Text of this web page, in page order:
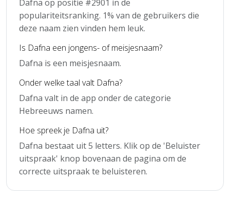
Dafna op positie #2901 in de
populariteitsranking. 1% van de gebruikers die
deze naam zien vinden hem leuk.
Is Dafna een jongens- of meisjesnaam?
Dafna is een meisjesnaam.
Onder welke taal valt Dafna?
Dafna valt in de app onder de categorie
Hebreeuws namen.
Hoe spreek je Dafna uit?
Dafna bestaat uit 5 letters. Klik op de 'Beluister
uitspraak' knop bovenaan de pagina om de
correcte uitspraak te beluisteren.